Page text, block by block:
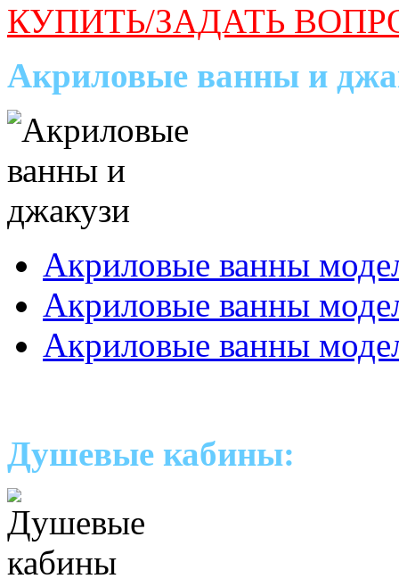
КУПИТЬ/ЗАДАТЬ
Акриловые ванны и
Акриловые ванны
Акриловые ванны
Акриловые ванны
Душевые кабины: